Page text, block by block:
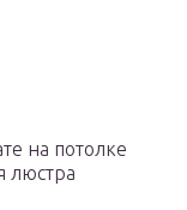
на потолке
люстра